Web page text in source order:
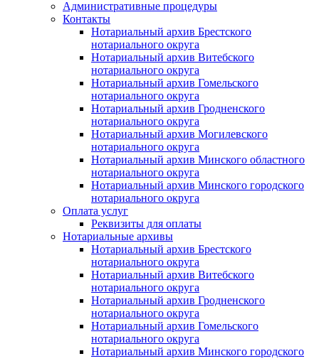
Административные процедуры
Контакты
Нотариальный архив Брестского
нотариального округа
Нотариальный архив Витебского
нотариального округа
Нотариальный архив Гомельского
нотариального округа
Нотариальный архив Гродненского
нотариального округа
Нотариальный архив Могилевского
нотариального округа
Нотариальный архив Минского областного
нотариального округа
Нотариальный архив Минского городского
нотариального округа
Оплата услуг
Реквизиты для оплаты
Нотариальные архивы
Нотариальный архив Брестского
нотариального округа
Нотариальный архив Витебского
нотариального округа
Нотариальный архив Гродненского
нотариального округа
Нотариальный архив Гомельского
нотариального округа
Нотариальный архив Минского городского